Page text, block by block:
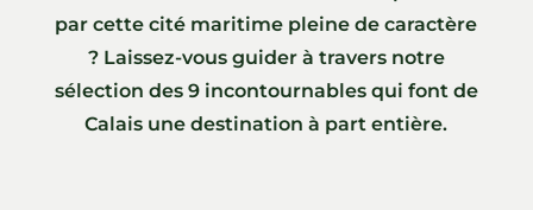
par cette cité maritime pleine de caractère
? Laissez-vous guider à travers notre
sélection des 9 incontournables qui font de
Calais une destination à part entière.